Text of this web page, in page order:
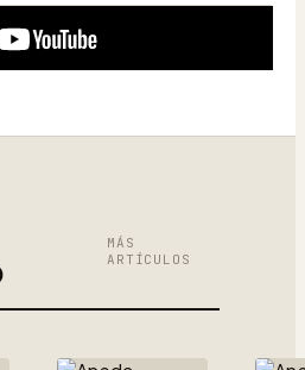
MÁS
ARTÍCULOS